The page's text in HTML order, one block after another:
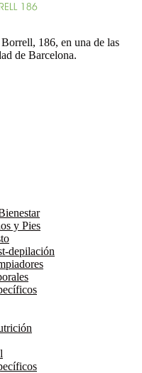
186, en una de las
de Barcelona.
y Pies
depilación